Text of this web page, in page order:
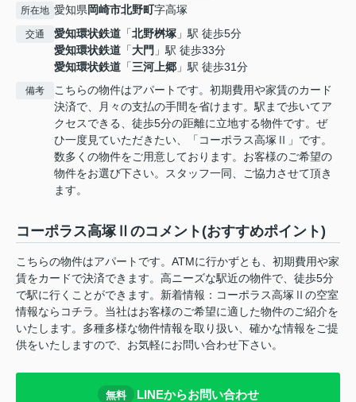
所在地 愛知県岡崎市北野町字高塚
交通 愛知環状鉄道 「北野桝塚 」駅 徒歩5分
愛知環状鉄道 「大門 」駅 徒歩33分
愛知環状鉄道 「三河上郷 」駅 徒歩31分
備考
こちらの物件はアパートです。初期費用や家賃のカード
決済で、月々の支払の手間を省けます。駅まで歩いてア
クセスできる、徒歩5分の距離に立地する物件です。ぜ
ひ一度見ていただきたい、「コーポラス高塚Ⅱ」です。
数多くの物件をご用意しております。お客様のご希望の
物件をお選び下さい。スタッフ一同、ご協力させて頂き
ます。
コーポラス高塚Ⅱのコメント(おすすめポイント)
こちらの物件はアパートです。ATMに行かずとも、初期費用や家
賃をカードで決済できます。高ニーズな駅近の物件で、徒歩5分
で駅に行くことができます。新着情報：コーポラス高塚Ⅱの空室
情報ならコチラ。当社はお客様のご希望に適した物件のご紹介を
いたします。多種多様な物件情報を取り扱い、確かな情報をご提
供をいたしますので、お気軽にお問い合わせ下さい。
無料 LINEからお問い合わせ